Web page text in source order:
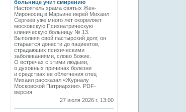
больнице учит смирению
Настоятель храма святых Жен-
Мироносиц в Марьине иерей Михаил
Сергеев уже много лет окормляет
московскую Психиатрическую
клиническую больницу № 13.
Выполняя свой пастырский долг, он
старается донести до пациентов,
страдающих психическими
заболеваниями, слово Божие.
О встречах с этими людьми,
о духовных причинах болезни
и средствах ее облегчения отец
Михаил рассказал «Журналу
Московской Патриархии». PDF-
версия.
27 июля 2026 г. 13:00